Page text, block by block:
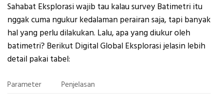
Sahabat Eksplorasi wajib tau kalau survey Batimetri itu
nggak cuma ngukur kedalaman perairan saja, tapi banyak
hal yang perlu dilakukan. Lalu, apa yang diukur oleh
batimetri? Berikut Digital Global Eksplorasi jelasin lebih
detail pakai tabel:
Parameter
Penjelasan